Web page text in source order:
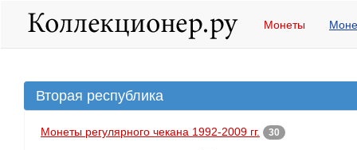
Монеты
Вторая республика
Монеты регулярного чекана 1992-2009 гг. 30